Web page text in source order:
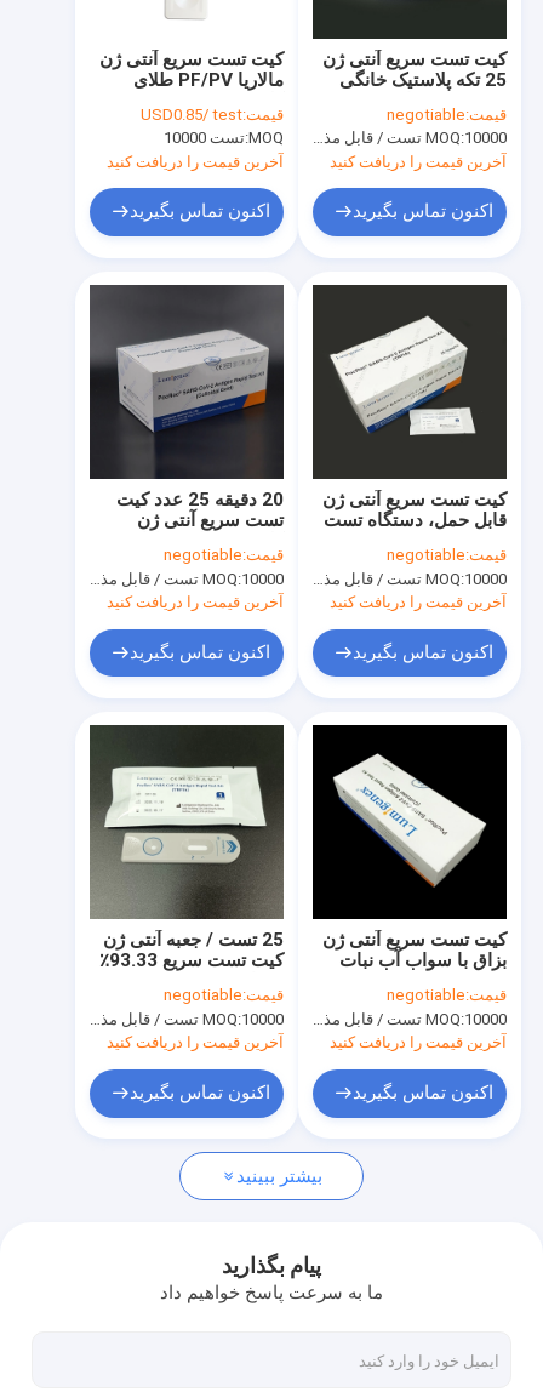
دربارهی ما
کارخانه تور
کنترل کیفیت
تماس با ما
اخبار
همه موارد
کیت تست سریع آنتی ژن
کیت تست اسید اوریک
آنالایزر شیمی خشک
کیت تست سریع آنتی ژن
مالاریا PF/PV طلای
است
قیمت:USD0.85/ test
MOQ: تست 10000
آخرین قیمت را دریافت کنید
اکنون تماس بگیرید
کیت تست سریع آنتی ژن
25 تکه پلاستیک خانگی
قیمت:negotiable
MOQ:10000 تست / قابل مذاکره
آخرین قیمت را دریافت کنید
اکنون تماس بگیرید
20 دقیقه 25 عدد کیت
تست سریع آنتی ژن
تاییدیه ANSM
قیمت:negotiable
MOQ:10000 تست / قابل مذاکره
آخرین قیمت را دریافت کنید
اکنون تماس بگیرید
کیت تست سریع آنتی ژن
قابل حمل، دستگاه تست
قیمت:negotiable
MOQ:10000 تست / قابل مذاکره
آخرین قیمت را دریافت کنید
اکنون تماس بگیرید
25 تست / جعبه آنتی ژن
کیت تست سریع 93.33٪
قیمت:negotiable
MOQ:10000 تست / قابل مذاکره
آخرین قیمت را دریافت کنید
اکنون تماس بگیرید
کیت تست سریع آنتی ژن
بزاق با سواب آب نبات
قیمت:negotiable
MOQ:10000 تست / قابل مذاکره
آخرین قیمت را دریافت کنید
اکنون تماس بگیرید
بیشتر ببینید
پیام بگذارید
ما به سرعت پاسخ خواهیم داد